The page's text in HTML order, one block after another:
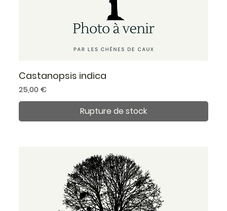
Castanopsis indica
Prix
25,00 €
Rupture de stock